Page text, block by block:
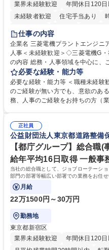
業界未経験歓迎
年間休日120日
未経験者歓迎
住宅手当あり
退職金あり
駅近5分以内
土日祝休み 服
仕事の内容
企業名 三菱電機プラントエンジニアリング株式
人事＜未経験歓迎＞◇三菱電機G・
の内容 総務・人事領域を中心に、
します。 ＜具体的には＞ ・総務/人事労務（給与・社保・勤怠管理など）
・採用・教育研修 ・福利厚生運用
採用や教育等の業務内容により、
出張もございます。 ※担当業務を
総務人事＜未経験歓迎＞◇三菱電
必要な経験・能力等
必要な経験・能力等 ＜職種未経験
のご経験が無い方でも、意欲のあ
務、人事のご経験をお持ちの方（業界不問） ■求める人
ミュニケーション能力を持ってい
正社員
公益財団法人東京都道路整備
【都庁グループ】総合職
給年平均16日取得 一般事
当社の総合職として、ジョブローテーシ
部門の部署等幅広い部署での業務をお任
ております！ ※下記業務詳細
月給
22万1500円～30万円
勤務地
東京都新宿区
業界未経験歓迎
年間休日120日